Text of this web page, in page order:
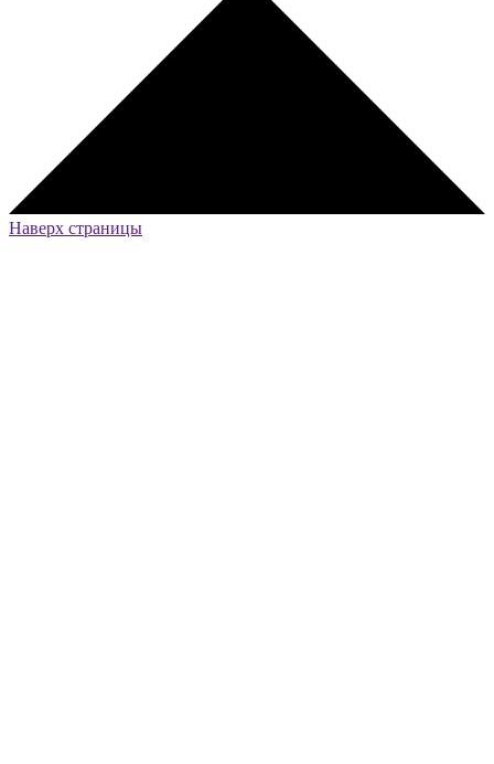
Наверх страницы